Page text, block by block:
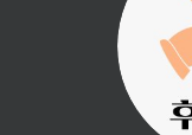
진
여
로